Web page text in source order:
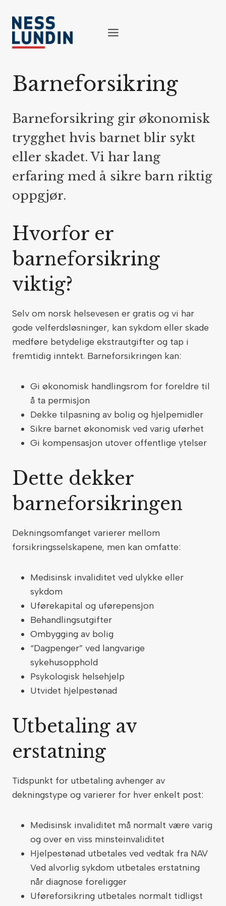
content
Barneforsikring
Barneforsikring gir økonomisk
trygghet hvis barnet blir sykt
eller skadet. Vi har lang
erfaring med å sikre barn riktig
oppgjør.
Hvorfor er
barneforsikring
viktig?
Selv om norsk helsevesen er gratis og vi har
gode velferdsløsninger, kan sykdom eller skade
medføre betydelige ekstrautgifter og tap i
fremtidig inntekt. Barneforsikringen kan:
Gi økonomisk handlingsrom for foreldre til
å ta permisjon
Dekke tilpasning av bolig og hjelpemidler
Sikre barnet økonomisk ved varig uførhet
Gi kompensasjon utover offentlige ytelser
Dette dekker
barneforsikringen
Dekningsomfanget varierer mellom
forsikringsselskapene, men kan omfatte:
Medisinsk invaliditet ved ulykke eller
sykdom
Uførekapital og uførepensjon
Behandlingsutgifter
Ombygging av bolig
“Dagpenger” ved langvarige
sykehusopphold
Psykologisk helsehjelp
Utvidet hjelpestønad
Utbetaling av
erstatning
Tidspunkt for utbetaling avhenger av
dekningstype og varierer for hver enkelt post:
Medisinsk invaliditet må normalt være varig
og over en viss minsteinvaliditet
Hjelpestønad utbetales ved vedtak fra NAV
Ved alvorlig sykdom utbetales erstatning
når diagnose foreligger
Uføreforsikring utbetales normalt tidligst